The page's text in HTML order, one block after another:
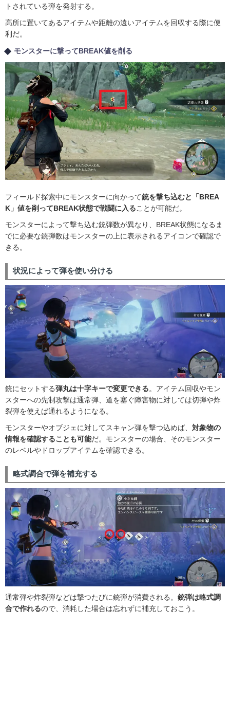
トされている弾を発射する。
高所に置いてあるアイテムや距離の遠いアイテムを回収する際に便
利だ。
モンスターに撃ってBREAK値を削る
フィールド探索中にモンスターに向かって銃を撃ち込むと「BREA
K」値を削ってBREAK状態で戦闘に入ることが可能だ。
モンスターによって撃ち込む銃弾数が異なり、BREAK状態になるま
でに必要な銃弾数はモンスターの上に表示されるアイコンで確認で
きる。
状況によって弾を使い分ける
銃にセットする弾丸は十字キーで変更できる。アイテム回収やモン
スターへの先制攻撃は通常弾、道を塞ぐ障害物に対しては切弾や炸
裂弾を使えば通れるようになる。
モンスターやオブジェに対してスキャン弾を撃つ込めば、 対象物の
情報を確認することも可能だ。モンスターの場合、そのモンスター
のレベルやドロップアイテムを確認できる。
略式調合で弾を補充する
通常弾や炸裂弾などは撃つたびに銃弾が消費される。 銃弾は略式調
合で作れるので、消耗した場合は忘れずに補充しておこう。